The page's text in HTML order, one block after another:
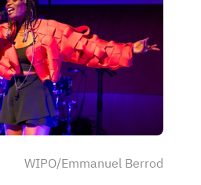
WIPO/Emmanuel Berrod